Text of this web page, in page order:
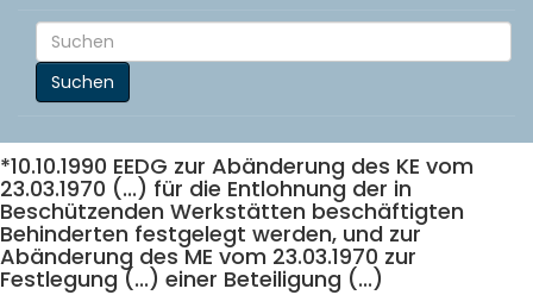
Suchen
*10.10.1990 EEDG zur Abänderung des KE vom
23.03.1970 (...) für die Entlohnung der in
Beschützenden Werkstätten beschäftigten
Behinderten festgelegt werden, und zur
Abänderung des ME vom 23.03.1970 zur
Festlegung (...) einer Beteiligung (...)